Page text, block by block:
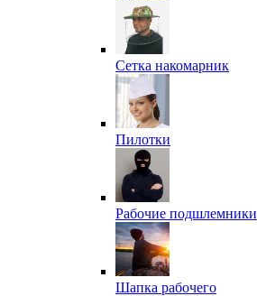
Сетка накомарник
Пилотки
Рабочие подшлемники
Шапка рабочего